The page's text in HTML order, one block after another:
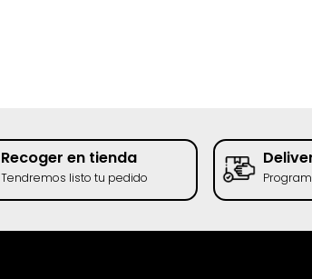
Recoger en tienda
Tendremos listo tu pedido